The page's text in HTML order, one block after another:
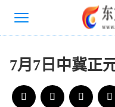
7月7日中冀正